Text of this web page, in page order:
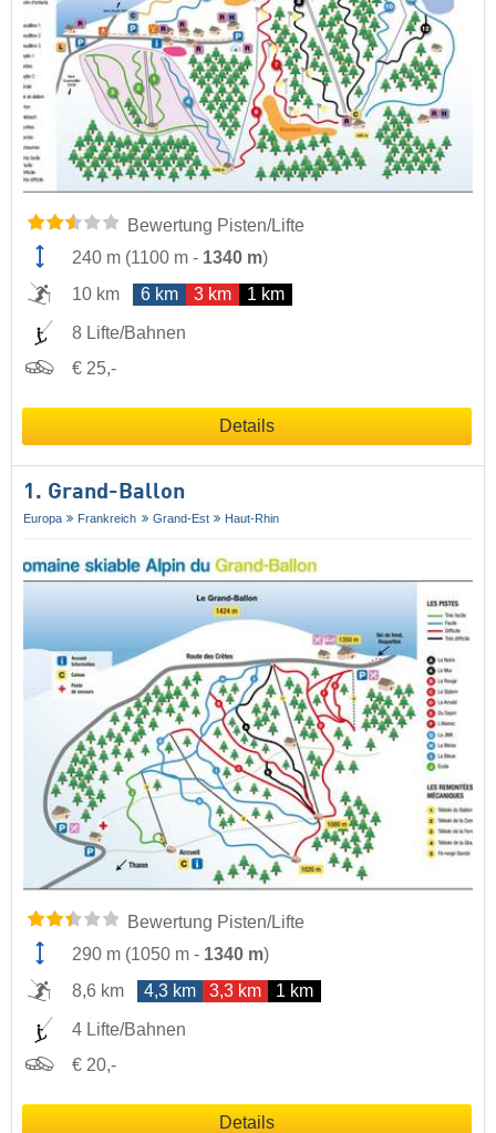
Bewertung Pisten/Lifte
240 m (1100 m - 1340 m)
10 km
6 km 3 km 1 km
8 Lifte/Bahnen
€ 25,-
Details
1. Grand-Ballon
Europa Frankreich Grand-Est Haut-Rhin
Bewertung Pisten/Lifte
290 m (1050 m - 1340 m)
8,6 km
4,3 km 3,3 km 1 km
4 Lifte/Bahnen
€ 20,-
Details